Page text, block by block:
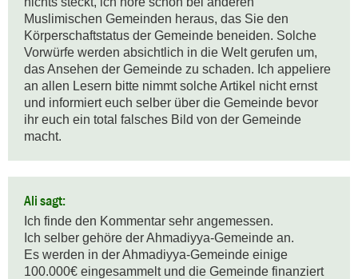
Muslimischen Gemeinden heraus, das Sie den
Körperschaftstatus der Gemeinde beneiden. Solche
Vorwürfe werden absichtlich in die Welt gerufen um,
das Ansehen der Gemeinde zu schaden. Ich appeliere
an allen Lesern bitte nimmt solche Artikel nicht ernst
und informiert euch selber über die Gemeinde bevor
ihr euch ein total falsches Bild von der Gemeinde
macht.
Ali sagt:
Ich finde den Kommentar sehr angemessen.
Ich selber gehöre der Ahmadiyya-Gemeinde an.
Es werden in der Ahmadiyya-Gemeinde einige
100.000€ eingesammelt und die Gemeinde finanziert